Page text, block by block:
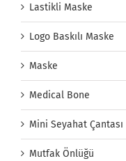
Lastikli Maske
Logo Baskılı Maske
Maske
Medical Bone
Mini Seyahat Çantası
Mutfak Önlüğü